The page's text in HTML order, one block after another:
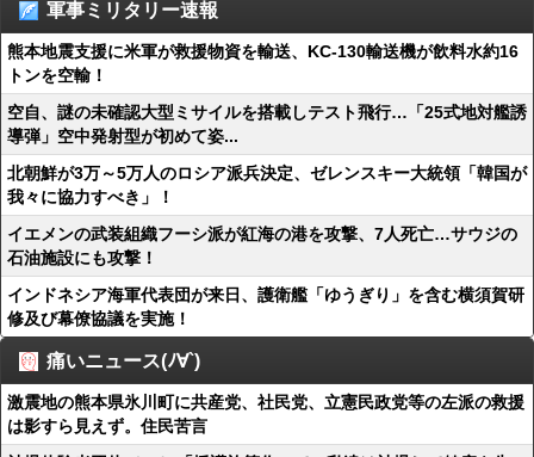
軍事ミリタリー速報
熊本地震支援に米軍が救援物資を輸送、KC-130輸送機が飲料水約16
トンを空輸！
空自、謎の未確認大型ミサイルを搭載しテスト飛行…「25式地対艦誘
導弾」空中発射型が初めて姿...
北朝鮮が3万～5万人のロシア派兵決定、ゼレンスキー大統領「韓国が
我々に協力すべき」！
イエメンの武装組織フーシ派が紅海の港を攻撃、7人死亡…サウジの
石油施設にも攻撃！
インドネシア海軍代表団が来日、護衛艦「ゆうぎり」を含む横須賀研
修及び幕僚協議を実施！
痛いニュース(ﾉ∀`)
激震地の熊本県氷川町に共産党、社民党、立憲民政党等の左派の救援
は影すら見えず。住民苦言